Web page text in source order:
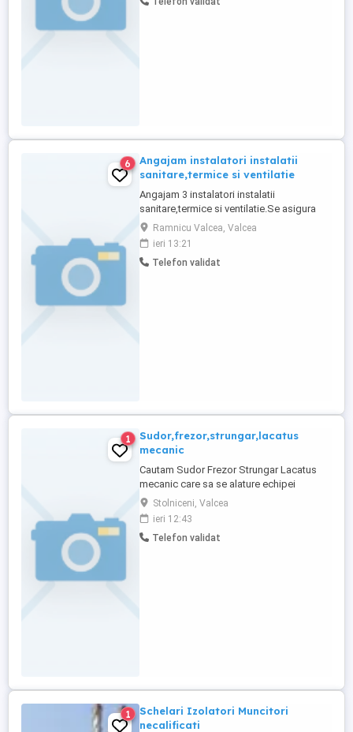
6
Angajam instalatori instalatii
sanitare,termice si ventilatie
Angajam 3 instalatori instalatii
sanitare,termice si ventilatie.Se asigura
cazare si transport.Salariu
motivant.Experienta este obligatorie.
Ramnicu Valcea, Valcea
ieri 13:21
Telefon validat
1
Sudor,frezor,strungar,lacatus
mecanic
Cautam Sudor Frezor Strungar Lacatus
mecanic care sa se alature echipei
noastre! Ce oferim: -Salariu: negociabil (in
functie de experienta si performanta)
Cerințe: -Calificare profesională de sudor -
Cunoașterea procedeelor de sudură -
Stolniceni, Valcea
ieri 12:43
Telefon validat
1
Schelari Izolatori Muncitori
necalificati